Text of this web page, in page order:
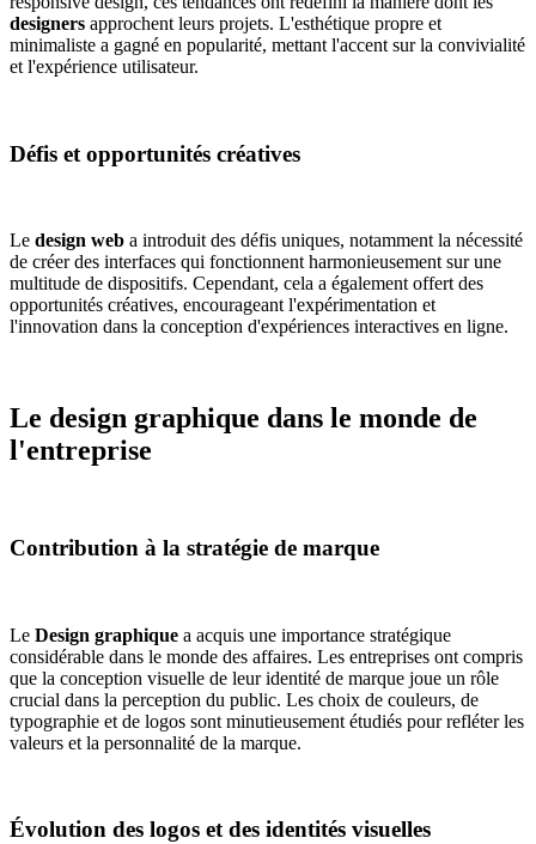
designers approchent leurs projets. L'esthétique propre et
minimaliste a gagné en popularité, mettant l'accent sur la convivialité
et l'expérience utilisateur.
Défis et opportunités créatives
Le design web a introduit des défis uniques, notamment la nécessité
de créer des interfaces qui fonctionnent harmonieusement sur une
multitude de dispositifs. Cependant, cela a également offert des
opportunités créatives, encourageant l'expérimentation et
l'innovation dans la conception d'expériences interactives en ligne.
Le design graphique dans le monde de
l'entreprise
Contribution à la stratégie de marque
Le Design graphique a acquis une importance stratégique
considérable dans le monde des affaires. Les entreprises ont compris
que la conception visuelle de leur identité de marque joue un rôle
crucial dans la perception du public. Les choix de couleurs, de
typographie et de logos sont minutieusement étudiés pour refléter les
valeurs et la personnalité de la marque.
Évolution des logos et des identités visuelles